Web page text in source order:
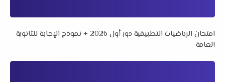
امتحان الرياضيات التطبيقية دور أول 2026 + نموذج الإجابة للثانوية
العامة